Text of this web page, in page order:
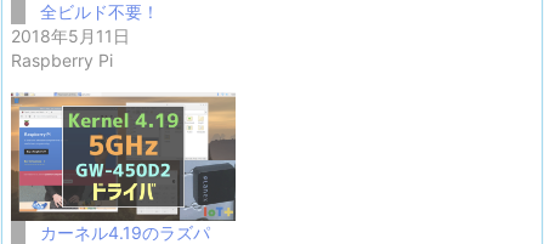
全ビルド不要！
2018年5月11日
Raspberry Pi
カーネル4.19のラズパ